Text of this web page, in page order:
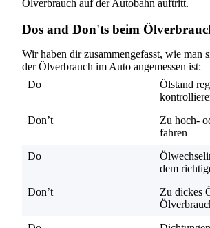
Ölverbrauch auf der Autobahn auftritt.
Dos and Don'ts beim
Wir haben dir zusammengefasst, wie man
der Ölverbrauch im Auto angemessen ist:
Do
Ölstand
Don’t
Zu hoch-
fahren
Do
dem
Don’t
Zu dickes